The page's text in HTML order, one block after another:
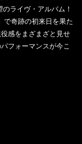
ライヴ・アルバム！
で奇跡の初来日を果た
感をまざまざと見せ
フォーマンスが今こ